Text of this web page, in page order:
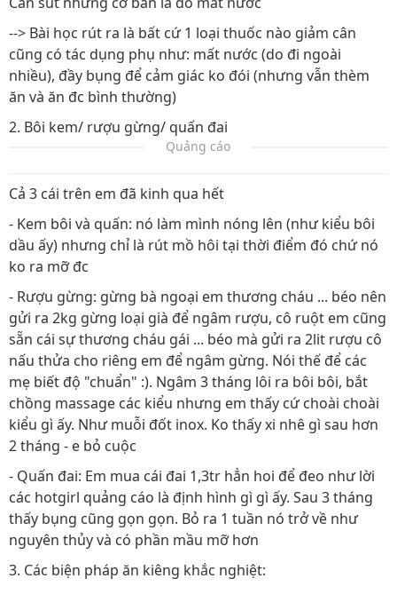
--> Bài học rút ra là bất cứ 1 loại thuốc nào giảm cân
cũng có tác dụng phụ như: mất nước (do đi ngoài
nhiều), đầy bụng để cảm giác ko đói (nhưng vẫn thèm
ăn và ăn đc bình thường)
2. Bôi kem/ rượu gừng/ quấn đai
Quảng cáo
Cả 3 cái trên em đã kinh qua hết
- Kem bôi và quấn: nó làm mình nóng lên (như kiểu bôi
dầu ấy) nhưng chỉ là rút mồ hôi tại thời điểm đó chứ nó
ko ra mỡ đc
- Rượu gừng: gừng bà ngoại em thương cháu ... béo nên
gửi ra 2kg gừng loại già để ngâm rượu, cô ruột em cũng
sẵn cái sự thương cháu gái ... béo mà gửi ra 2lit rượu cô
nấu thửa cho riêng em để ngâm gừng. Nói thế để các
mẹ biết độ "chuẩn" :). Ngâm 3 tháng lôi ra bôi bôi, bắt
chồng massage các kiểu nhưng em thấy cứ choài choài
kiểu gì ấy. Như muỗi đốt inox. Ko thấy xi nhê gì sau hơn
2 tháng - e bỏ cuộc
- Quấn đai: Em mua cái đai 1,3tr hẳn hoi để đeo như lời
các hotgirl quảng cáo là định hình gì gì ấy. Sau 3 tháng
thấy bụng cũng gọn gọn. Bỏ ra 1 tuần nó trở về như
nguyên thủy và có phần mầu mỡ hơn
3. Các biện pháp ăn kiêng khắc nghiệt: